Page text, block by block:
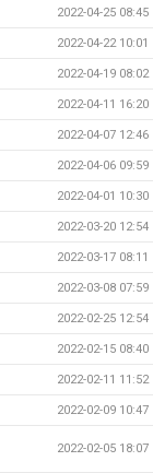
2022-04-25 08:45
2022-04-22 10:01
2022-04-19 08:02
2022-04-11 16:20
2022-04-07 12:46
2022-04-06 09:59
2022-04-01 10:30
2022-03-20 12:54
2022-03-17 08:11
2022-03-08 07:59
2022-02-25 12:54
2022-02-15 08:40
2022-02-11 11:52
2022-02-09 10:47
2022-02-05 18:07